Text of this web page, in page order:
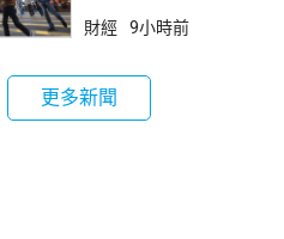
財經 9小時前
更多新聞